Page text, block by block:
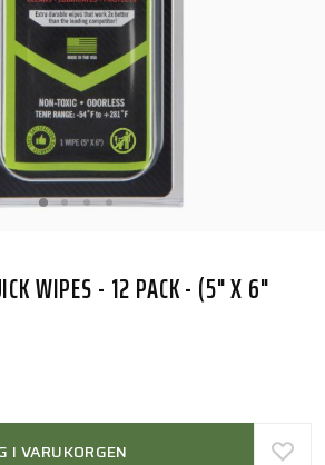
WIPES - 12 PACK - (5" X 6"
I VARUKORGEN